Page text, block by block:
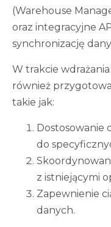
(Warehouse
oraz integracyjne
synchronizację
W trakcie
również
takie jak:
Dostosowanie
do
z istniejącymi
Zapewnienie
danych.